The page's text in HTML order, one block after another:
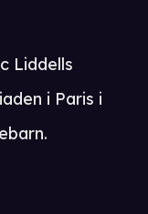
Liddells
i Paris i